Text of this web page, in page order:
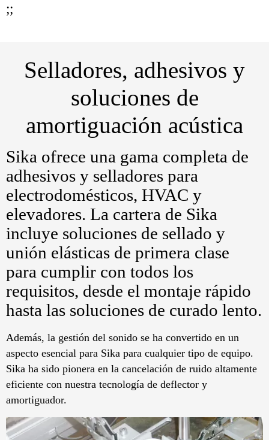
;;
Selladores, adhesivos y
soluciones de
amortiguación acústica
Sika ofrece una gama completa de
adhesivos y selladores para
electrodomésticos, HVAC y
elevadores. La cartera de Sika
incluye soluciones de sellado y
unión elásticas de primera clase
para cumplir con todos los
requisitos, desde el montaje rápido
hasta las soluciones de curado lento.
Además, la gestión del sonido se ha convertido en un
aspecto esencial para Sika para cualquier tipo de equipo.
Sika ha sido pionera en la cancelación de ruido altamente
eficiente con nuestra tecnología de deflector y
amortiguador.